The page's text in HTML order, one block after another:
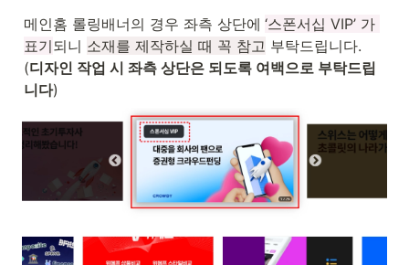
메인홈 롤링배너의 경우 좌측 상단에 ‘스폰서십 VIP’ 가
표기되니 소재를 제작하실 때 꼭 참고 부탁드립니다.
(디자인 작업 시 좌측 상단은 되도록 여백으로 부탁드립
니다)